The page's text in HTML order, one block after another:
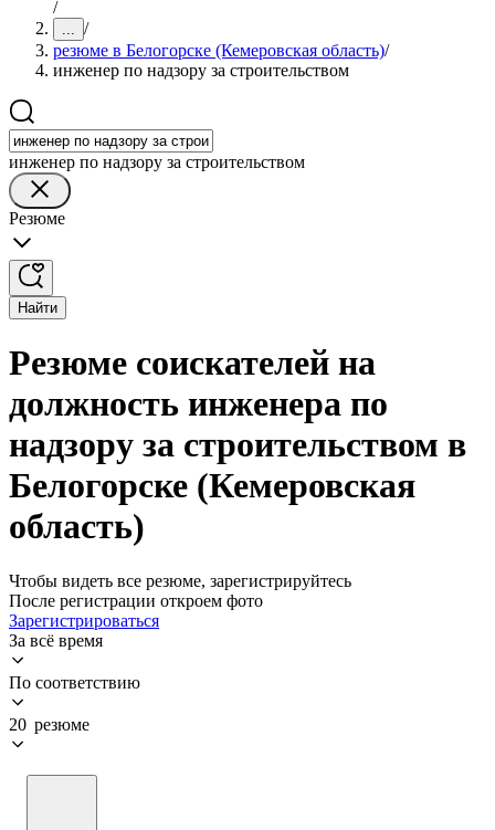
/
... /
резюме в Белогорске (Кемеровская область)/
инженер по надзору за строительством
инженер по надзору за строительством
Резюме
Найти
Резюме соискателей на
должность инженера по
надзору за строительством в
Белогорске (Кемеровская
область)
Чтобы видеть все резюме, зарегистрируйтесь
После регистрации откроем фото
Зарегистрироваться
За всё время
По соответствию
20 резюме